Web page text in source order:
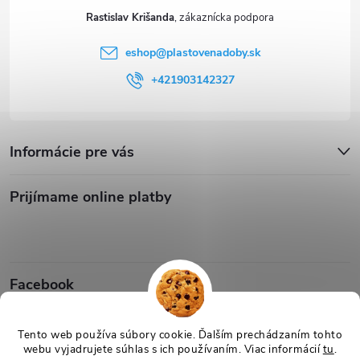
Tento web používa súbory cookie. Ďalším prechádzaním tohto
webu vyjadrujete súhlas s ich používaním. Viac informáciítu.
Rastislav Krišanda
eshop@plastovenadoby.sk
+421903142327
Informácie pre vás
Prijímame online platby
Facebook